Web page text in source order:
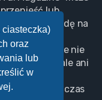
ciasteczka)
oraz
lub
w
lub
zgodę na
przez ciebie
Informacje te nie
zgody, ale ani
ponosi
witryny, podczas